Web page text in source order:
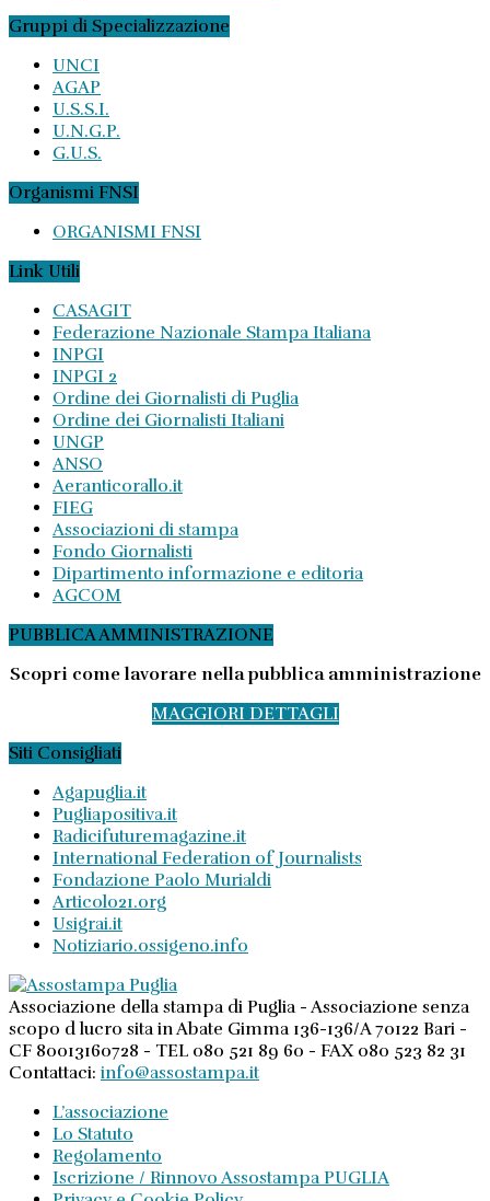
Gruppi di Specializzazione
UNCI
AGAP
U.S.S.I.
U.N.G.P.
G.U.S.
Organismi FNSI
ORGANISMI FNSI
Link Utili
CASAGIT
Federazione Nazionale Stampa Italiana
INPGI
INPGI 2
Ordine dei Giornalisti di Puglia
Ordine dei Giornalisti Italiani
UNGP
ANSO
Aeranticorallo.it
FIEG
Associazioni di stampa
Fondo Giornalisti
Dipartimento informazione e editoria
AGCOM
PUBBLICA AMMINISTRAZIONE
Scopri come lavorare nella pubblica amministrazione
MAGGIORI DETTAGLI
Siti Consigliati
Agapuglia.it
Pugliapositiva.it
Radicifuturemagazine.it
International Federation of Journalists
Fondazione Paolo Murialdi
Articolo21.org
Usigrai.it
Notiziario.ossigeno.info
Associazione della stampa di Puglia - Associazione senza
scopo d lucro sita in Abate Gimma 136-136/A 70122 Bari -
CF 80013160728 - TEL 080 521 89 60 - FAX 080 523 82 31
Contattaci: info@assostampa.it
L’associazione
Lo Statuto
Regolamento
Iscrizione / Rinnovo Assostampa PUGLIA